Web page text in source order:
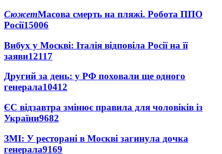
СюжетМасова смерть на пляжі. Робота ППО
Росії15006
Вибух у Москві: Італія відповіла Росії на її
заяви12117
Другий за день: у РФ поховали ще одного
генерала10412
ЄС відзавтра змінює правила для чоловіків із
України9682
ЗМІ: У ресторані в Москві загинула дочка
генерала9169